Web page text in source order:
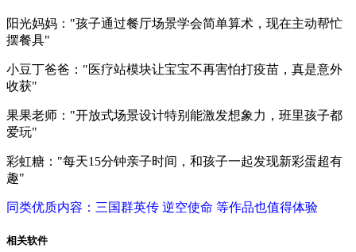
阳光妈妈："孩子通过餐厅场景学会简单算术，现在主动帮忙
摆餐具"
小豆丁爸爸："医疗站模块让宝宝不再害怕打疫苗，真是意外
收获"
果果老师："开放式场景设计特别能激发想象力，班里孩子都
爱玩"
彩虹糖："每天15分钟亲子时间，和孩子一起发现新彩蛋超有
趣"
同类优质内容：三国群英传 逆空使命 等作品也值得体验
相关软件